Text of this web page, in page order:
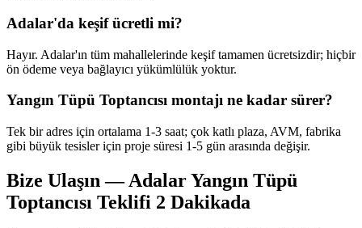
Adalar'da keşif ücretli mi?
Hayır. Adalar'ın tüm mahallelerinde keşif tamamen ücretsizdir; hiçbir
ön ödeme veya bağlayıcı yükümlülük yoktur.
Yangın Tüpü Toptancısı montajı ne kadar sürer?
Tek bir adres için ortalama 1-3 saat; çok katlı plaza, AVM, fabrika
gibi büyük tesisler için proje süresi 1-5 gün arasında değişir.
Bize Ulaşın — Adalar Yangın Tüpü
Toptancısı Teklifi 2 Dakikada